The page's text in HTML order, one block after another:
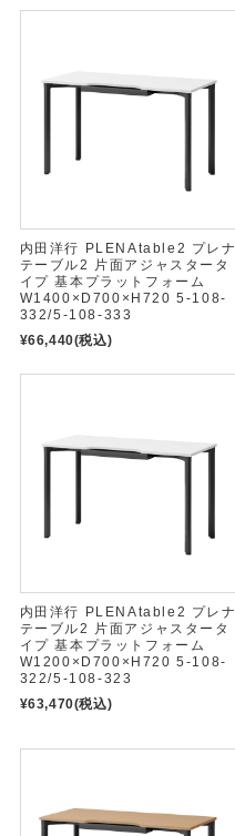
内田洋行 PLENAtable2 プレナ
テーブル2 片面アジャスタータ
イプ 基本プラットフォーム
W1400×D700×H720 5-108-
332/5-108-333
¥66,440(税込)
内田洋行 PLENAtable2 プレナ
テーブル2 片面アジャスタータ
イプ 基本プラットフォーム
W1200×D700×H720 5-108-
322/5-108-323
¥63,470(税込)